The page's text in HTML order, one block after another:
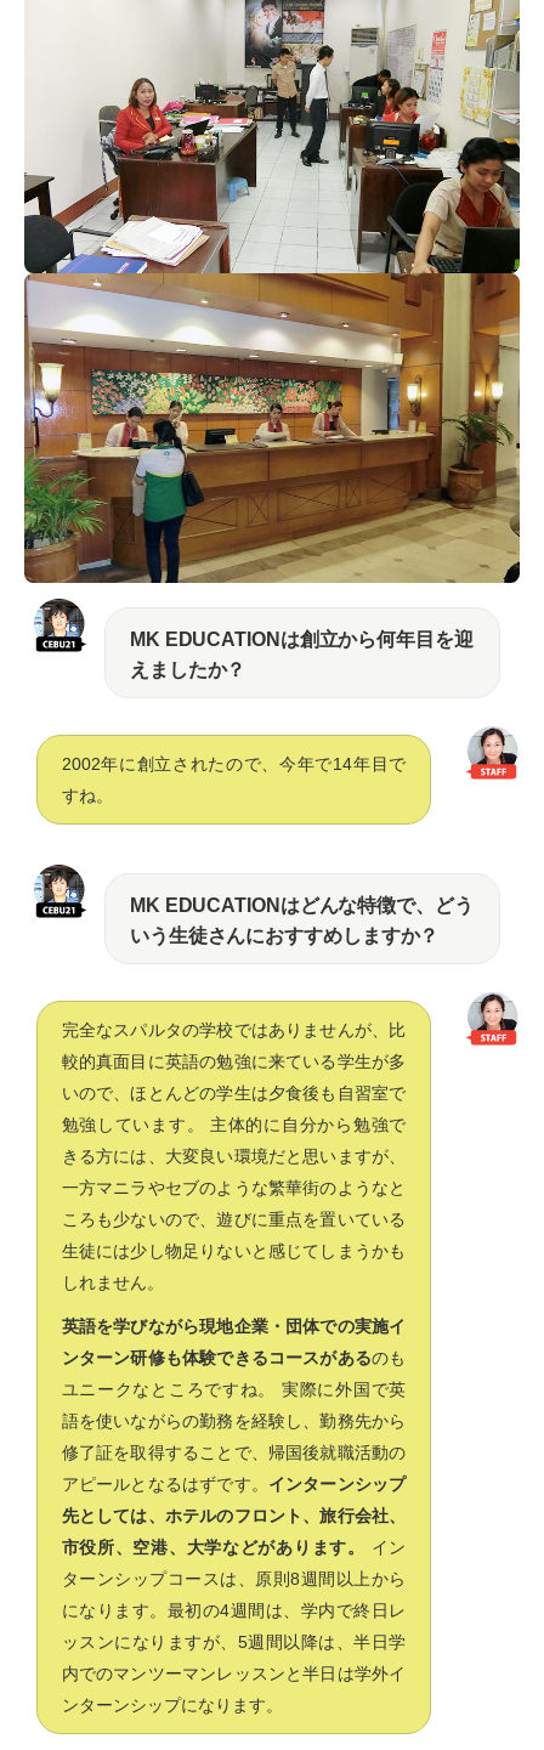
MK EDUCATIONは創立から何年目を迎
えましたか？
2002年に創立されたので、今年で14年目で
すね。
MK EDUCATIONはどんな特徴で、どう
いう生徒さんにおすすめしますか？
完全なスパルタの学校ではありませんが、比
較的真面目に英語の勉強に来ている学生が多
いので、ほとんどの学生は夕食後も自習室で
勉強しています。 主体的に自分から勉強で
きる方には、大変良い環境だと思いますが、
一方マニラやセブのような繁華街のようなと
ころも少ないので、遊びに重点を置いている
生徒には少し物足りないと感じてしまうかも
しれません。
英語を学びながら現地企業・団体での実施イ
ンターン研修も体験できるコースがあるのも
ユニークなところですね。 実際に外国で英
語を使いながらの勤務を経験し、勤務先から
修了証を取得することで、帰国後就職活動の
アピールとなるはずです。 インターンシップ
先としては、ホテルのフロント、旅行会社、
市役所、空港、大学などがあります。
イン
ターンシップコースは、原則8週間以上から
になります。最初の4週間は、学内で終日レ
ッスンになりますが、5週間以降は、半日学
内でのマンツーマンレッスンと半日は学外イ
ンターンシップになります。